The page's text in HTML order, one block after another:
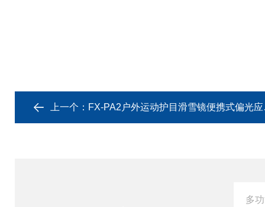
上一个： FX-PA2户外运动护目滑雪镜便携式偏光应力测试仪